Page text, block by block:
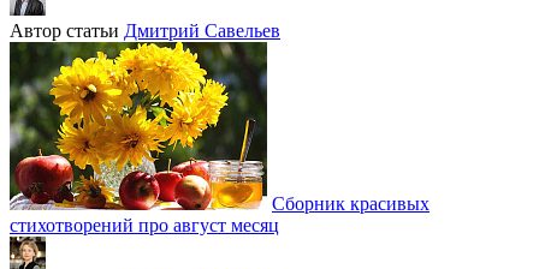
Автор статьи Дмитрий Савельев
Сборник красивых
стихотворений про август месяц